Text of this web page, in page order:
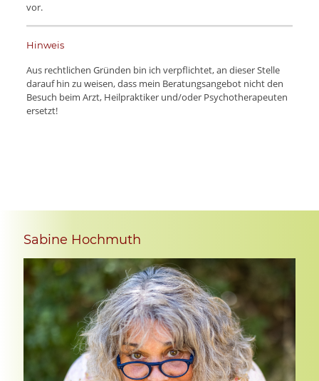
vor.
Hinweis
Aus rechtlichen Gründen bin ich verpflichtet, an dieser Stelle
darauf hin zu weisen, dass mein Beratungsangebot nicht den
Besuch beim Arzt, Heilpraktiker und/oder Psychotherapeuten
ersetzt!
Sabine Hochmuth